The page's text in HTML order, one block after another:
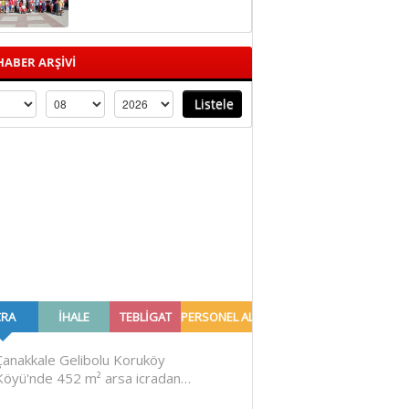
ARŞİVİ